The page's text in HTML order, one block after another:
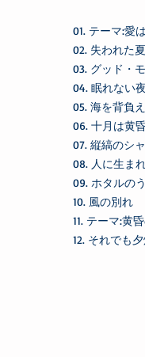
01. テーマ:愛
02. 失われた夏
03. グッド・
04. 眠れない
05. 海を背負
06. 十月は黄
07. 縦縞のシ
08. 人に生ま
09. ホタルの
10. 風の別れ
11. テーマ:黄
12. それでも